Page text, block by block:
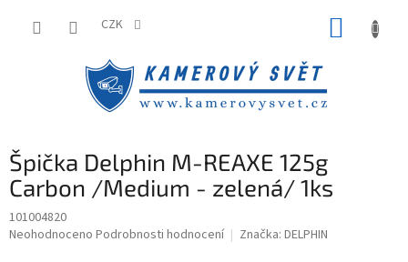
CZK
Špička Delphin M-REAXE 125g
Carbon /Medium - zelená/ 1ks
101004820
Průměrné
Neohodnoceno Podrobnosti hodnocení Značka: DELPHIN